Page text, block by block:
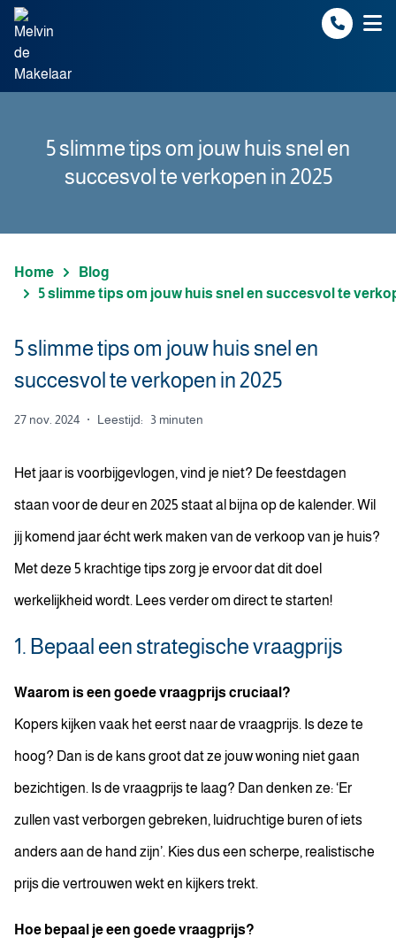
Spring naar inhoud
5 slimme tips om jouw huis snel en
succesvol te verkopen in 2025
Home
Blog
5 slimme tips om jouw huis snel en succesvol te
5 slimme tips om jouw huis snel en
succesvol te verkopen in 2025
27 nov. 2024 · Leestijd: 3 minuten
Het jaar is voorbijgevlogen, vind je niet? De feestdagen
staan voor de deur en 2025 staat al bijna op de kalender. Wil
jij komend jaar écht werk maken van de verkoop van je huis?
Met deze 5 krachtige tips zorg je ervoor dat dit doel
werkelijkheid wordt. Lees verder om direct te starten!
1. Bepaal een strategische vraagprijs
Waarom is een goede vraagprijs cruciaal?
Kopers kijken vaak het eerst naar de vraagprijs. Is deze te
hoog? Dan is de kans groot dat ze jouw woning niet gaan
bezichtigen. Is de vraagprijs te laag? Dan denken ze: ‘Er
zullen vast verborgen gebreken, luidruchtige buren of iets
anders aan de hand zijn’. Kies dus een scherpe, realistische
prijs die vertrouwen wekt en kijkers trekt.
Hoe bepaal je een goede vraagprijs?